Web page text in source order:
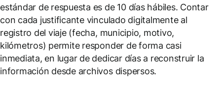
estándar de respuesta es de 10 días hábiles. Contar
con cada justificante vinculado digitalmente al
registro del viaje (fecha, municipio, motivo,
kilómetros) permite responder de forma casi
inmediata, en lugar de dedicar días a reconstruir la
información desde archivos dispersos.